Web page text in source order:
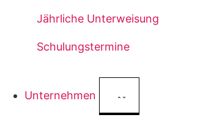
Jährliche Unterweisung
Schulungstermine
Unternehmen